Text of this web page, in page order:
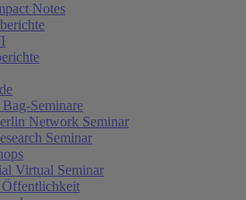
Notes
Seminare
Network Seminar
Seminar
Virtual Seminar